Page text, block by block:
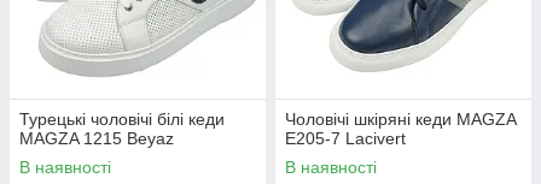
Турецькі чоловічі білі кеди
MAGZA 1215 Beyaz
В наявності
Чоловічі шкіряні кеди MAGZA
E205-7 Lacivert
В наявності